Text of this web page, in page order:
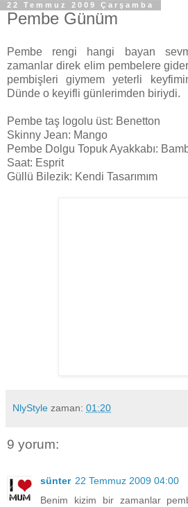
22 Temmuz 2009 Çarşamba
Pembe Günüm
Pembe rengi hangi bayan
zamanlar direk elim pembelere
pembişleri giymem yeterli
Dünde o keyifli günlerimden biriydi.
Pembe taş logolu üst: Benetton
Skinny Jean: Mango
Pembe Dolgu Topuk Ayakkabı:
Saat: Esprit
Güllü Bilezik: Kendi Tasarımım
NlyStyle zaman: 01:20
9 yorum:
sünter 22 Temmuz 2009 04:00
Benim kizim bir zamanlar